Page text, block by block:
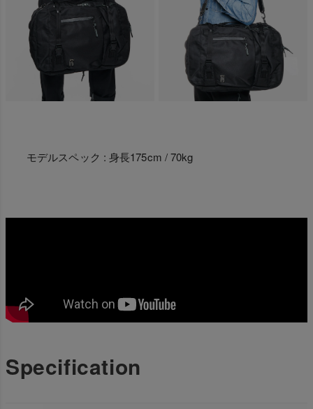
モデルスペック : 身長175cm / 70kg
Specification